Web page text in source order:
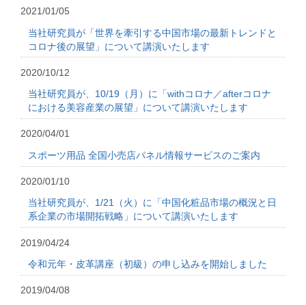
2021/01/05
当社研究員が「世界を牽引する中国市場の最新トレンドと
コロナ後の展望」について講演いたします
2020/10/12
当社研究員が、10/19（月）に「withコロナ／afterコロナ
における美容産業の展望」について講演いたします
2020/04/01
スポーツ用品 全国小売店パネル情報サービスのご案内
2020/01/10
当社研究員が、1/21（火）に「中国化粧品市場の概況と日
系企業の市場開拓戦略」について講演いたします
2019/04/24
令和元年・皮革講座（初級）の申し込みを開始しました
2019/04/08